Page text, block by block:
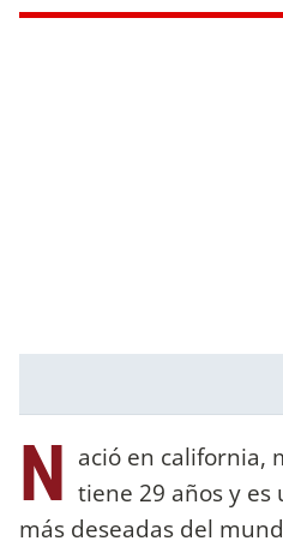
N ació en california,
tiene 29 años y
más deseadas del